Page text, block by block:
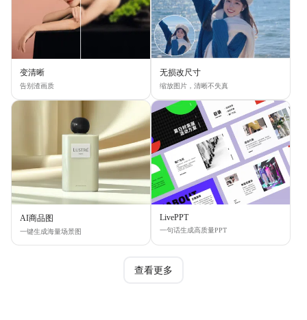
变清晰
告别渣画质
无损改尺寸
缩放图片，清晰不失真
AI商品图
一键生成海量场景图
LivePPT
一句话生成高质量PPT
查看更多